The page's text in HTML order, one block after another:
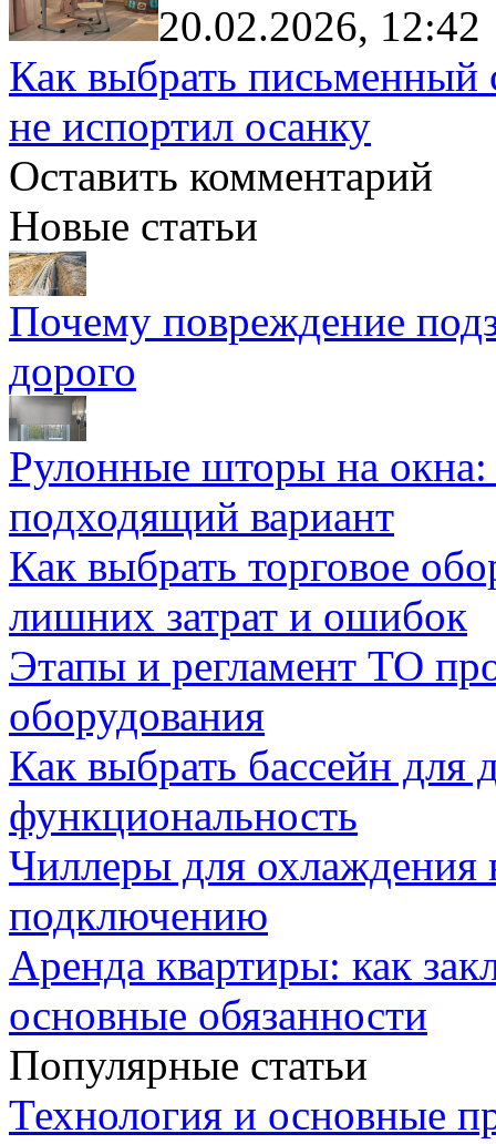
20.02.2026, 12:42
Как выбрать письменный
не испортил осанку
Оставить комментарий
Новые статьи
Почему повреждение
дорого
Рулонные шторы на
подходящий вариант
Как выбрать торговое
лишних затрат и ошибок
Этапы и регламент ТО
оборудования
Как выбрать бассейн для
функциональность
Чиллеры для охлаждения
подключению
Аренда квартиры: как
основные обязанности
Популярные статьи
Технология и основные